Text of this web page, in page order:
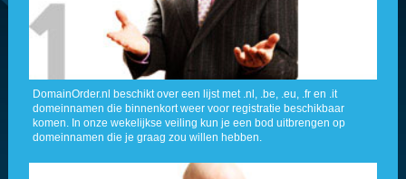
DomainOrder.nl beschikt over een lijst met .nl, .be, .eu, .fr en .it
domeinnamen die binnenkort weer voor registratie beschikbaar
komen. In onze wekelijkse veiling kun je een bod uitbrengen op
domeinnamen die je graag zou willen hebben.